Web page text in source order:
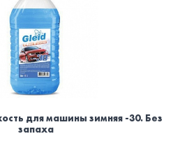
для машины зимняя -30. Без
запаха